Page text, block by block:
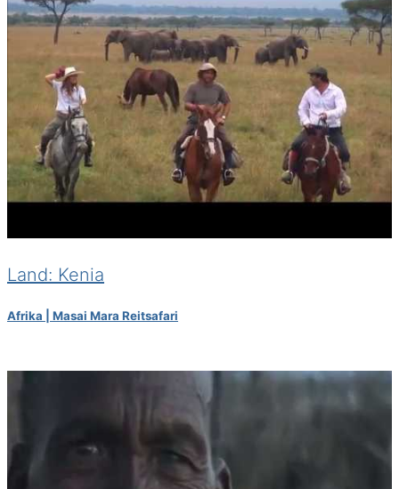
Land: Kenia
Afrika | Masai Mara Reitsafari